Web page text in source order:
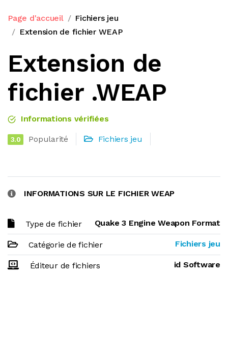
Page d'accueil
Fichiers jeu
Extension de fichier WEAP
Extension de
fichier .WEAP
Informations vérifiées
3.0 Popularité Fichiers jeu
INFORMATIONS SUR LE FICHIER WEAP
Type de fichier Quake 3 Engine Weapon Format
Catégorie de fichier Fichiers jeu
Éditeur de fichiers id Software